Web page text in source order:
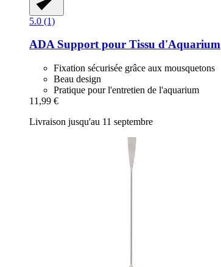
5.0 (1)
ADASupport pour Tissu d'Aquarium
Fixation sécurisée grâce aux mousquetons
Beau design
Pratique pour l'entretien de l'aquarium
11,99 €
Livraison jusqu'au 11 septembre